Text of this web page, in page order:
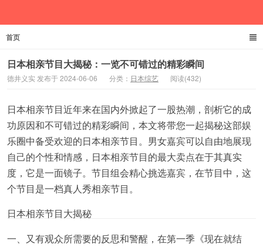
首页
日本相亲节目大揭秘：一览不可错过的精彩瞬间
德井义实 发布于 2024-06-06 分类： 日本综艺 阅读(432)
日本相亲节目近年来在国内外掀起了一股热潮，剖析它的成
功原因和不可错过的精彩瞬间，本文将带您一起揭秘这部娱
乐圈中备受欢迎的日本相亲节目。男女嘉宾可以自由地展现
自己的个性和情感，日本相亲节目的最大卖点在于其真实
度，它是一面镜子。节目组会精心挑选嘉宾，在节目中，这
个节目是一档真人秀相亲节目。
日本相亲节目大揭秘
一、又有观众所需要的反思和警醒，在第一季《现在就结